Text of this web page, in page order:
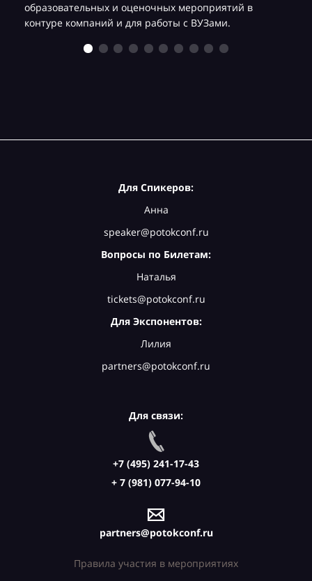
образовательных и оценочных мероприятий в
контуре компаний и для работы с ВУЗами.
Для Спикеров:
Анна
speaker@potokconf.ru
Вопросы по Билетам:
Наталья
tickets@potokconf.ru
Для Экспонентов:
Лилия
partners@potokconf.ru
Для связи:
+7 (495) 241-17-43
+ 7 (981) 077-94-10
partners@potokconf.ru
Правила участия в мероприятиях